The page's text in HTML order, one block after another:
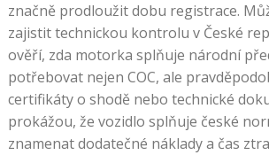
značně prodloužit dobu registrace.
zajistit technickou kontrolu v České
ověří, zda motorka splňuje národní
potřebovat nejen COC, ale
certifikáty o shodě nebo technické
prokážou, že vozidlo splňuje české
znamenat dodatečné náklady a čas